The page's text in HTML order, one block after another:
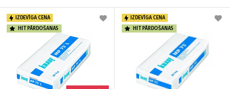
IZDEVĪGA CENA
HIT PĀRDOŠANAS
IZDEVĪGA CENA
HIT PĀRDOŠANAS